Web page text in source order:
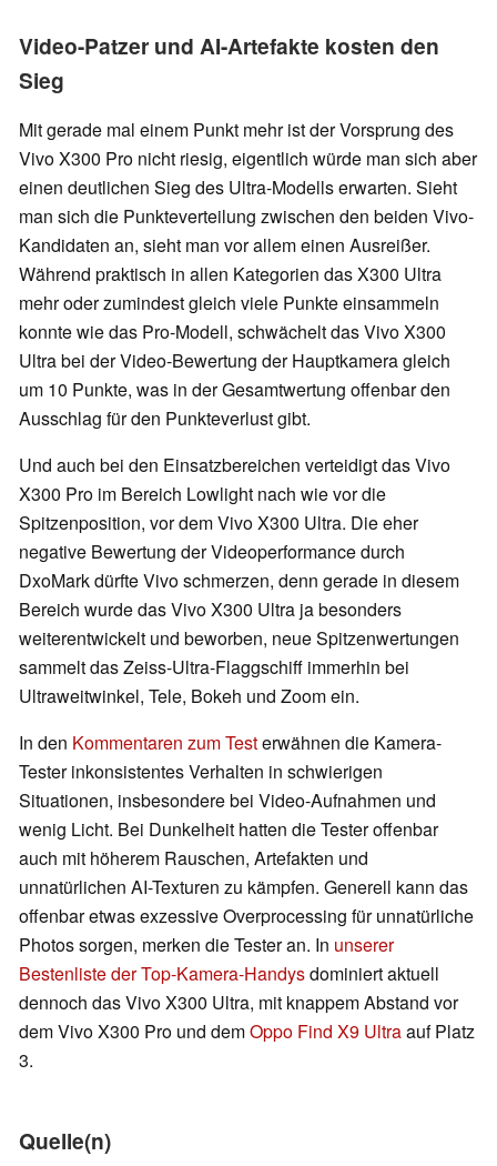
Video-Patzer und AI-Artefakte kosten den
Sieg
Mit gerade mal einem Punkt mehr ist der Vorsprung des
Vivo X300 Pro nicht riesig, eigentlich würde man sich aber
einen deutlichen Sieg des Ultra-Modells erwarten. Sieht
man sich die Punkteverteilung zwischen den beiden Vivo-
Kandidaten an, sieht man vor allem einen Ausreißer.
Während praktisch in allen Kategorien das X300 Ultra
mehr oder zumindest gleich viele Punkte einsammeln
konnte wie das Pro-Modell, schwächelt das Vivo X300
Ultra bei der Video-Bewertung der Hauptkamera gleich
um 10 Punkte, was in der Gesamtwertung offenbar den
Ausschlag für den Punkteverlust gibt.
Und auch bei den Einsatzbereichen verteidigt das Vivo
X300 Pro im Bereich Lowlight nach wie vor die
Spitzenposition, vor dem Vivo X300 Ultra. Die eher
negative Bewertung der Videoperformance durch
DxoMark dürfte Vivo schmerzen, denn gerade in diesem
Bereich wurde das Vivo X300 Ultra ja besonders
weiterentwickelt und beworben, neue Spitzenwertungen
sammelt das Zeiss-Ultra-Flaggschiff immerhin bei
Ultraweitwinkel, Tele, Bokeh und Zoom ein.
In den Kommentaren zum Testerwähnen die Kamera-
Tester inkonsistentes Verhalten in schwierigen
Situationen, insbesondere bei Video-Aufnahmen und
wenig Licht. Bei Dunkelheit hatten die Tester offenbar
auch mit höherem Rauschen, Artefakten und
unnatürlichen AI-Texturen zu kämpfen. Generell kann das
offenbar etwas exzessive Overprocessing für unnatürliche
Photos sorgen, merken die Tester an. In unserer
Bestenliste der Top-Kamera-Handysdominiert aktuell
dennoch das Vivo X300 Ultra, mit knappem Abstand vor
dem Vivo X300 Pro und demOppo Find X9 Ultraauf Platz
3.
Quelle(n)